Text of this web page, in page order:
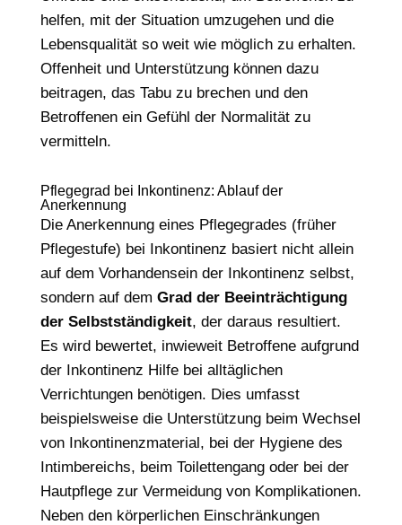
helfen, mit der Situation umzugehen und die
Lebensqualität so weit wie möglich zu erhalten.
Offenheit und Unterstützung können dazu
beitragen, das Tabu zu brechen und den
Betroffenen ein Gefühl der Normalität zu
vermitteln.
Pflegegrad bei Inkontinenz: Ablauf der
Anerkennung
Die Anerkennung eines Pflegegrades (früher
Pflegestufe) bei Inkontinenz basiert nicht allein
auf dem Vorhandensein der Inkontinenz selbst,
sondern auf dem Grad der Beeinträchtigung
der Selbstständigkeit, der daraus resultiert.
Es wird bewertet, inwieweit Betroffene aufgrund
der Inkontinenz Hilfe bei alltäglichen
Verrichtungen benötigen. Dies umfasst
beispielsweise die Unterstützung beim Wechsel
von Inkontinenzmaterial, bei der Hygiene des
Intimbereichs, beim Toilettengang oder bei der
Hautpflege zur Vermeidung von Komplikationen.
Neben den körperlichen Einschränkungen